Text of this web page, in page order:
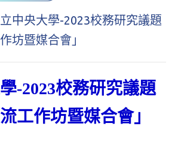
立中央大學-2023校務研究議題
坊暨媒合會」
-2023校務研究議題
工作坊暨媒合會」